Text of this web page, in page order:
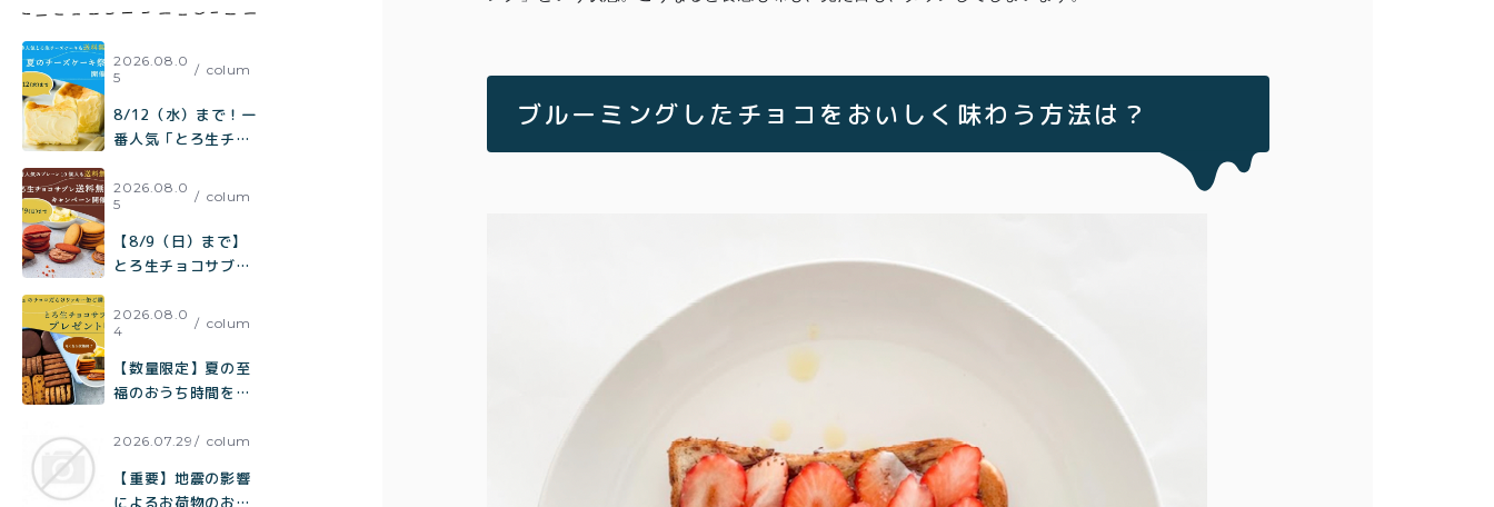
ブルーミングしたチョコをおいしく味わう方法は？
方
2026.08.0
5
colum
8/12（水）まで！一
番人気「とろ生チー
無料】toroa夏のチ
ーズケーキ祭り開催
中
2026.08.0
5
colum
【8/9（日）まで】
とろ生チョコサブレ
ン開催中！
2026.08.0
4
colum
【数量限定】夏の至
福のおうち時間をお
クッキー缶ご購入で
をプレゼント
2026.07.29 colum
【重要】地震の影響
によるお荷物のお届